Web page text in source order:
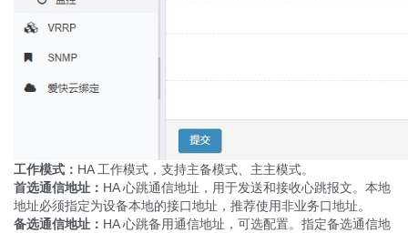
工作模式： HA 工作模式，支持主备模式、主主模式。
首选通信地址： HA 心跳通信地址，用于发送和接收心跳报文。本地
地址必须指定为设备本地的接口地址，推荐使用非业务口地址。
备选通信地址： HA 心跳备用通信地址，可选配置。指定备选通信地